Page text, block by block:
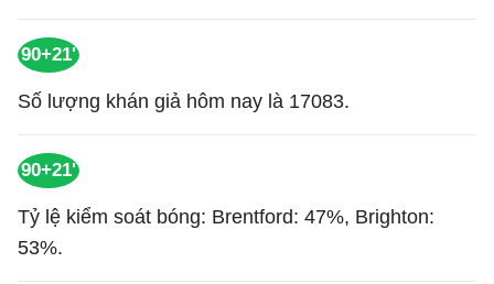
90+21'
Số lượng khán giả hôm nay là 17083.
90+21'
Tỷ lệ kiểm soát bóng: Brentford: 47%, Brighton:
53%.